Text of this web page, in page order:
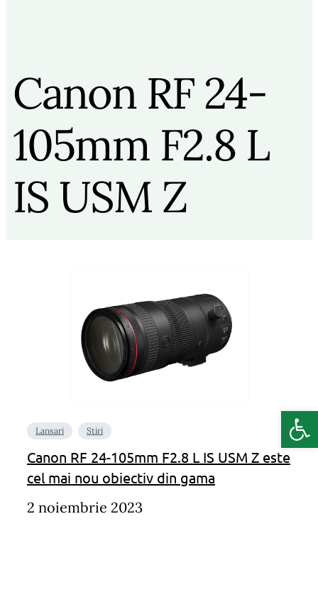
Canon RF 24-
105mm F2.8 L
IS USM Z
Lansari Stiri
Canon RF 24-105mm F2.8 L IS USM Z este
cel mai nou obiectiv din gama
2 noiembrie 2023